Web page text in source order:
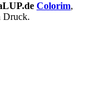
Colorim,
Druck.